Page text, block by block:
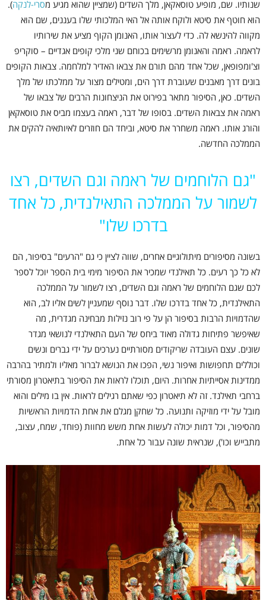
שנותיו. שם, מופיע טוסאקאן, מלך השדים (שמציין שהוא מגיע מסרי-לנקה).
הוא חוטף את סיטא ולוקח אותה אל האי המלכותי שלו בעננים, שם הוא
מקווה להינשא לה. כדי לעצור אותו, האנומן הקוף מציע את שירותיו
לראמה. ראמה והאנומן מרשימים בכוחם שני מלכי קופים אגדיים – סוקריפ
וצ'ומפופאן, שכל אחד מהם תורם את צבאו האדיר למלחמה. צבאות הקופים
בונים דרך מאבנים שעוברת דרך הים, ומטילים מצור על ממלכתו של מלך
השדים. כאן, הסיפור מתאר בפירוט את הניצחונות הרבים של צבאו של
ראמה את צבאות השדים. בסופו של דבר, ראמה בעצמו מביס את טוסאקאן
והורג אותו. ראמה משחרר את סיטא, וביחד הם חוזרים לאיותאיה להקים את
הממלכה החדשה.
"גם הלוחמים של ראמה וגם השדים, רצו
לשמור על הממלכה התאילנדית, כל אחד
בדרכו שלו"
בשונה מסיפורים מיתולוגיים אחרים, שווה לציין כי גם "הרעים" בסיפור, הם
לא כל כך רעים. כל תאילנדי שמכיר את הסיפור מימי בית הספר יוכל לספר
לכם שגם הלוחמים של ראמה וגם השדים, רצו לשמור על הממלכה
התאילנדית, כל אחד בדרכו שלו. דבר נוסף שמעניין לשים אליו לב, הוא
שהדמויות הרבות בסיפור הן על פי רוב נזילות מבחינה מגדרית, מה
שאיפשר פתיחות גדולה מאוד ביחס של העם התאילנדי לנושאי מגדר
שונים. עצם העובדה שריקודים מסורתיים נערכים על ידי גברים ונשים
וכוללים תחפושות ואיפור נשי, הפכו את הנושא לברור מאליו ולמתיר בהרבה
ממדינות אסייתיות אחרות. היום, תוכלו לראות את הסיפור בתיאטרון מסורתי
ברחבי תאילנד. זה לא תיאטרון כפי שאתם רגילים לראות. אין בו מילים והוא
מובל על ידי מוזיקה ותנועה. כל שחקן מגלם את אחת הדמויות הראשיות
מהסיפור, וכל דמות יכולה לעשות אחת משש מחוות (פוחד, שמח, עצוב,
מתבייש וכו'), שנראית שונה עבור כל אחת.